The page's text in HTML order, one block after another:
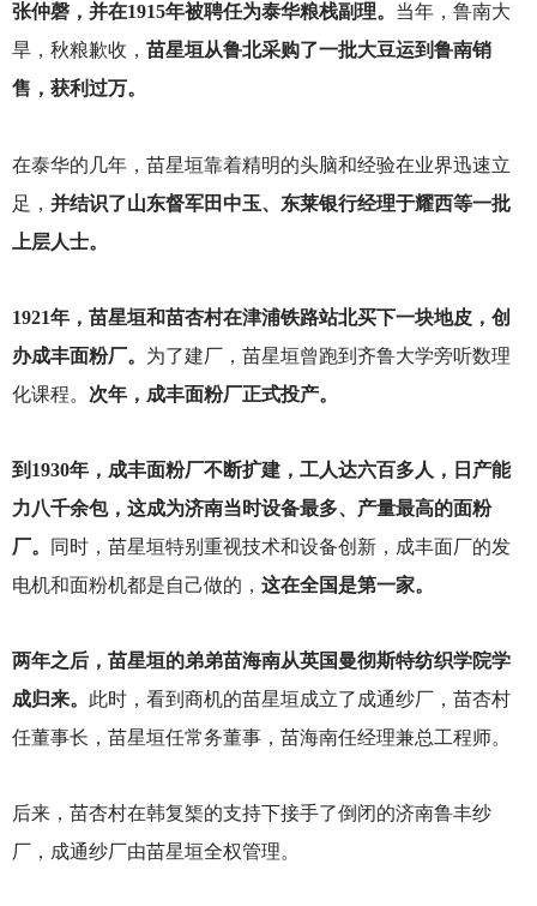
张仲磬，并在1915年被聘任为泰华粮栈副理。 当年，鲁南大
旱，秋粮歉收， 苗星垣从鲁北采购了一批大豆运到鲁南销
售，获利过万。
在泰华的几年，苗星垣靠着精明的头脑和经验在业界迅速立
足， 并结识了山东督军田中玉、东莱银行经理于耀西等一批
上层人士。
1921年，苗星垣和苗杏村在津浦铁路站北买下一块地皮，创
办成丰面粉厂。 为了建厂，苗星垣曾跑到齐鲁大学旁听数理
化课程。 次年，成丰面粉厂正式投产。
到1930年，成丰面粉厂不断扩建，工人达六百多人，日产能
力八千余包，这成为济南当时设备最多、产量最高的面粉
厂。
同时，苗星垣特别重视技术和设备创新，成丰面厂的发
电机和面粉机都是自己做的， 这在全国是第一家。
两年之后，苗星垣的弟弟苗海南从英国曼彻斯特纺织学院学
成归来。 此时，看到商机的苗星垣成立了成通纱厂，苗杏村
任董事长，苗星垣任常务董事，苗海南任经理兼总工程师。
后来，苗杏村在韩复榘的支持下接手了倒闭的济南鲁丰纱
厂，成通纱厂由苗星垣全权管理。